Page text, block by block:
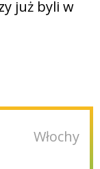
już byli w
Słowenia